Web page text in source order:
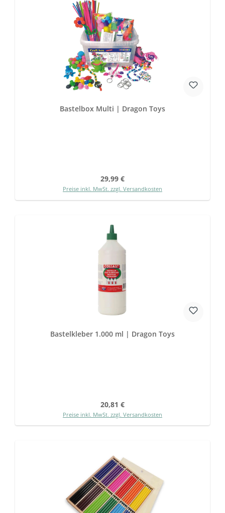
Bastelbox Multi | Dragon Toys
Regulärer Preis:
29,99 €
Preise inkl. MwSt. zzgl. Versandkosten
Bastelkleber 1.000 ml | Dragon Toys
Regulärer Preis:
20,81 €
Preise inkl. MwSt. zzgl. Versandkosten